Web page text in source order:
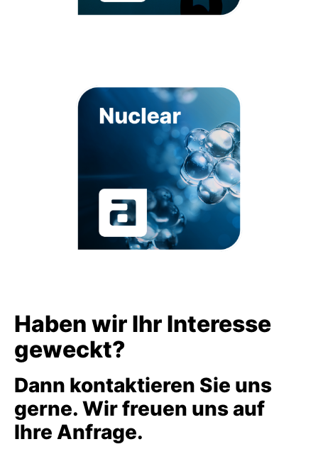
Haben wir Ihr Interesse
geweckt?
Dann kontaktieren Sie uns
gerne. Wir freuen uns auf
Ihre Anfrage.